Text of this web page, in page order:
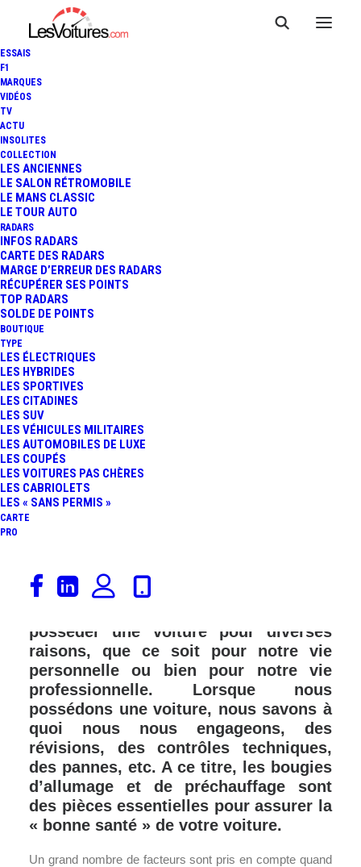
ESSAIS
F1
MARQUES
VIDÉOS
TV
ACTU
INSOLITES
COLLECTION
LES ANCIENNES
LE SALON RÉTROMOBILE
LE MANS CLASSIC
LE TOUR AUTO
RADARS
INFOS RADARS
CARTE DES RADARS
MARGE D’ERREUR DES RADARS
RÉCUPÉRER SES POINTS
TOP RADARS
SOLDE DE POINTS
BOUTIQUE
TYPE
LES ÉLECTRIQUES
LES HYBRIDES
LES SPORTIVES
LES CITADINES
LES SUV
LES VÉHICULES MILITAIRES
LES AUTOMOBILES DE LUXE
LES COUPÉS
LES VOITURES PAS CHÈRES
LES CABRIOLETS
LES « SANS PERMIS »
CARTE
PRO
BOUGIES D’ALLUMAGE ET DE
PRÉCHAUFFAGE : OÙ LES
5 Minutes
La voiture est sans aucun doute l’un
des moyens de transport les plus
posséder une voiture pour diverses
raisons, que ce soit pour notre vie
personnelle ou bien pour notre vie
professionnelle. Lorsque nous
possédons une voiture, nous savons à
quoi nous nous engageons, des
révisions, des contrôles techniques,
des pannes, etc. A ce titre, les bougies
d’allumage et de préchauffage sont
des pièces essentielles pour assurer la
« bonne santé » de votre voiture.
Un grand nombre de facteurs sont pris en compte quand